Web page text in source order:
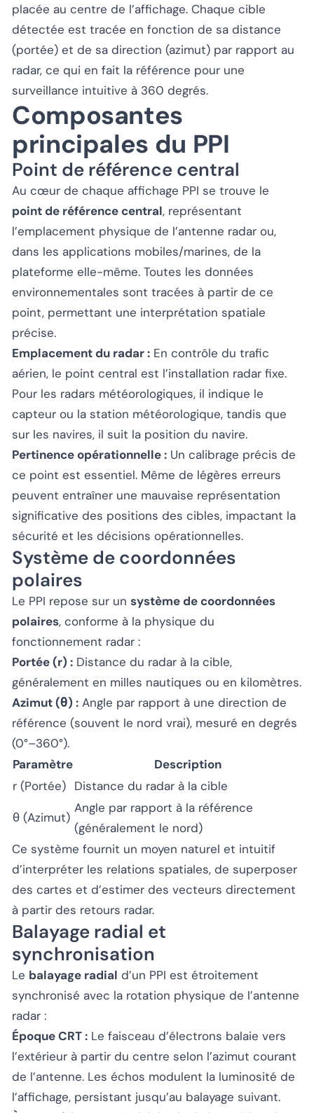
placée au centre de l’affichage. Chaque cible
détectée est tracée en fonction de sa distance
(portée) et de sa direction (azimut) par rapport au
radar, ce qui en fait la référence pour une
surveillance intuitive à 360 degrés.
Composantes
principales du PPI
Point de référence central
Au cœur de chaque affichage PPI se trouve le
point de référence central, représentant
l’emplacement physique de l’antenne radar ou,
dans les applications mobiles/marines, de la
plateforme elle-même. Toutes les données
environnementales sont tracées à partir de ce
point, permettant une interprétation spatiale
précise.
Emplacement du radar : En contrôle du trafic
aérien, le point central est l’installation radar fixe.
Pour les radars météorologiques, il indique le
capteur ou la station météorologique, tandis que
sur les navires, il suit la position du navire.
Pertinence opérationnelle : Un calibrage précis de
ce point est essentiel. Même de légères erreurs
peuvent entraîner une mauvaise représentation
significative des positions des cibles, impactant la
sécurité et les décisions opérationnelles.
Système de coordonnées
polaires
Le PPI repose sur un système de coordonnées
polaires, conforme à la physique du
fonctionnement radar :
Portée (r) : Distance du radar à la cible,
généralement en milles nautiques ou en kilomètres.
Azimut (θ) : Angle par rapport à une direction de
référence (souvent le nord vrai), mesuré en degrés
(0°–360°).
Paramètre
Description
r (Portée) Distance du radar à la cible
θ (Azimut)
Angle par rapport à la référence
(généralement le nord)
Ce système fournit un moyen naturel et intuitif
d’interpréter les relations spatiales, de superposer
des cartes et d’estimer des vecteurs directement
à partir des retours radar.
Balayage radial et
synchronisation
Le balayage radial d’un PPI est étroitement
synchronisé avec la rotation physique de l’antenne
radar :
Époque CRT : Le faisceau d’électrons balaie vers
l’extérieur à partir du centre selon l’azimut courant
de l’antenne. Les échos modulent la luminosité de
l’affichage, persistant jusqu’au balayage suivant.